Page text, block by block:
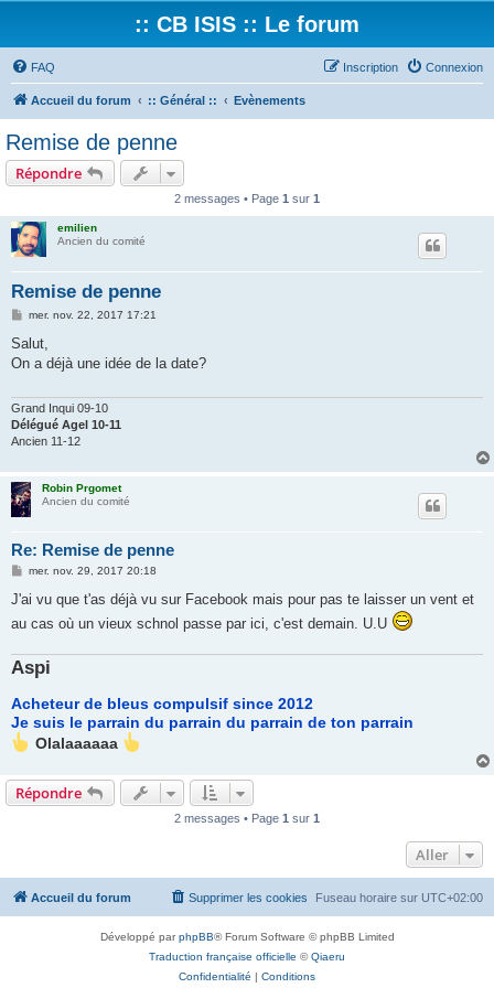
:: CB ISIS :: Le forum
FAQ Connexion
Inscription
Accueil du forum :: Général :: Evènements
Remise de penne
Répondre
2 messages • Page 1 sur 1
emilien
Ancien du comité
Remise de penne
M
s
a
mer. nov. 22, 2017 17:21
Salut,
On a déjà une idée de la date?
Grand Inqui 09-10
Délégué Agel 10-11
Ancien 11-12
Robin Prgomet
Ancien du comité
Re: Remise de penne
M
s
a
mer. nov. 29, 2017 20:18
J'ai vu que t'as déjà vu sur Facebook mais pour pas te laisser un vent et
au cas où un vieux schnol passe par ici, c'est demain. U.U
Aspi
Acheteur de bleus compulsif since 2012
Je suis le parrain du parrain du parrain de ton parrain
Olalaaaaaa
Répondre
2 messages • Page 1 sur 1
Aller
Accueil du forum Fuseau horaire sur UTC+02:00
Supprimer les cookies
Développé parphpBB® Forum Software © phpBB Limited
Traduction française officielle ©Qiaeru
Confidentialité | Conditions